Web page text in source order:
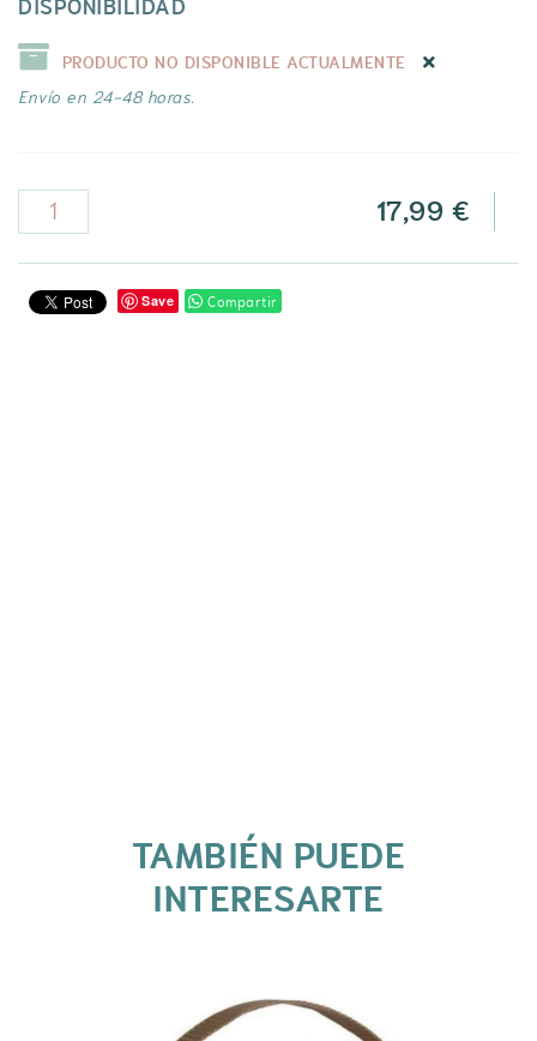
PRODUCTO NO DISPONIBLE ACTUALMENTE
Envío en 24-48 horas.
17,99 €
Save Compartir
TAMBIÉN PUEDE
INTERESARTE